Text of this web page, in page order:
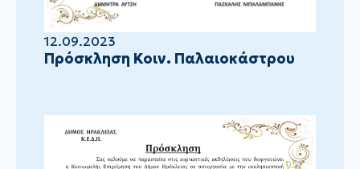
12.09.2023
Πρόσκληση Κοιν. Παλαιοκάστρου